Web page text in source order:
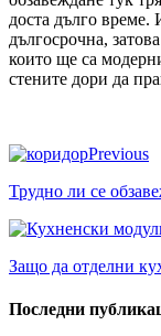
доста дълго време.
дългосрочна,
които ще са
стените дори да
Previous
Трудно ли се
Защо да отделни
Последни